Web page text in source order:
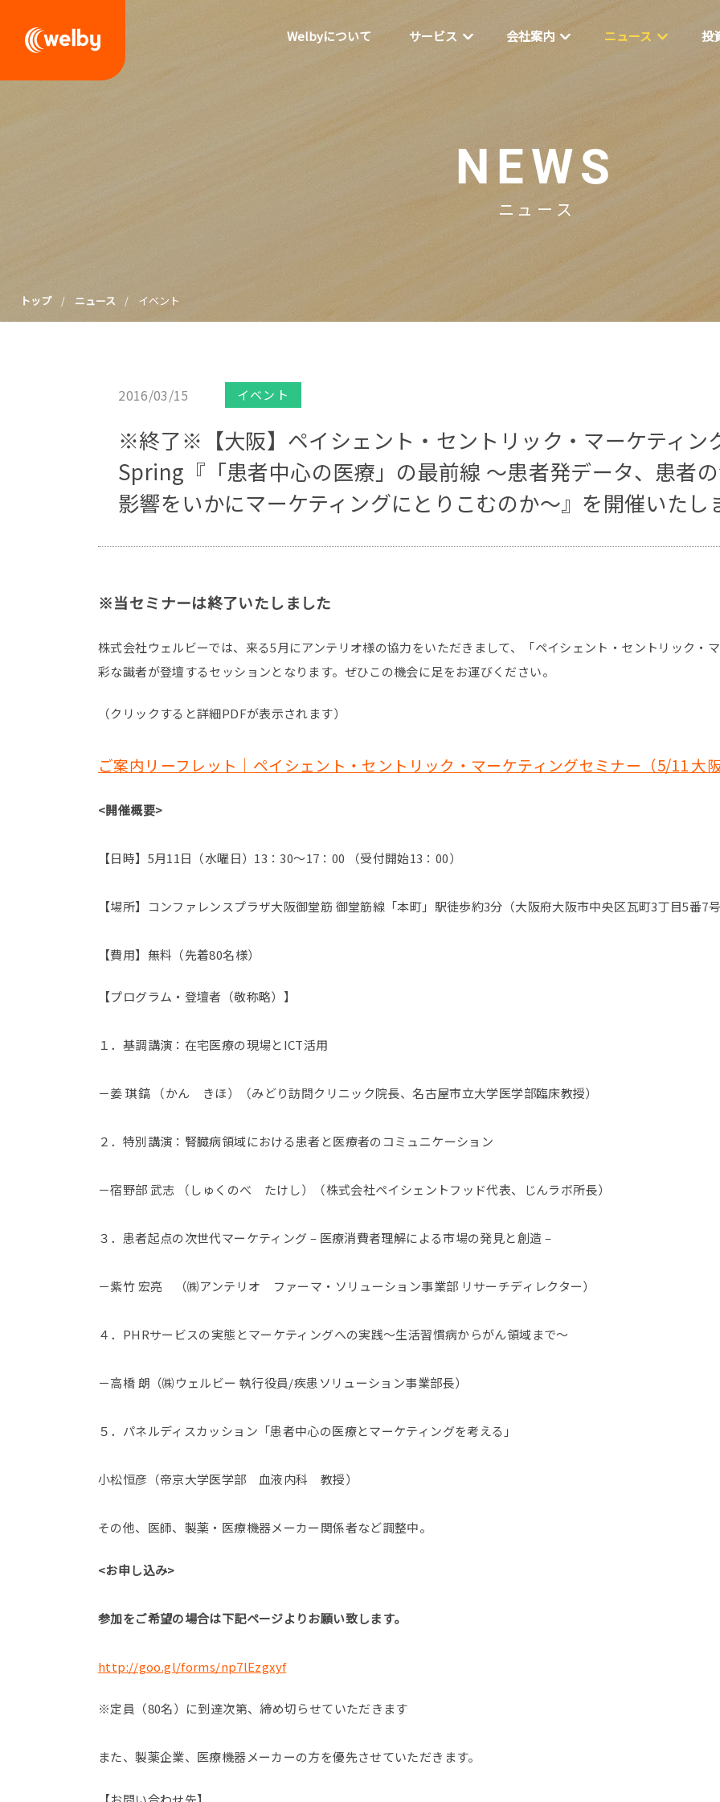
Welbyについて サービス 会社案内 ニュース 投
NEWS
ニュース
トップ ニュース イベント
2016/03/15 イベント
※終了※【大阪】ペイシェント・セントリック・マーケティン
Spring『「患者中心の医療」の最前線 ～患者発データ、患者
影響をいかにマーケティングにとりこむのか～』を開催いたし
※当セミナーは終了いたしました
株式会社ウェルビーでは、来る5月にアンテリオ様の協力をいただきまして、「ペイシェント・セントリック・
彩な識者が登壇するセッションとなります。ぜひこの機会に足をお運びください。
（クリックすると詳細PDFが表示されます）
ご案内リーフレット｜ペイシェント・セントリック・マーケティングセミナー（5/11 大阪
<開催概要>
【日時】5月11日（水曜日）13：30～17：00 （受付開始13：00）
【場所】コンファレンスプラザ大阪御堂筋 御堂筋線「本町」駅徒歩約3分（大阪府大阪市中央区瓦町3丁目5番7号
【費用】無料（先着80名様）
【プログラム・登壇者（敬称略）】
１．基調講演：在宅医療の現場とICT活用
－姜 琪鎬 （かん きほ）（みどり訪問クリニック院長、名古屋市立大学医学部臨床教授）
２．特別講演：腎臓病領域における患者と医療者のコミュニケーション
－宿野部 武志 （しゅくのべ たけし）（株式会社ペイシェントフッド代表、じんラボ所長）
３．患者起点の次世代マーケティング – 医療消費者理解による市場の発見と創造 –
－紫竹 宏亮 （㈱アンテリオ ファーマ・ソリューション事業部 リサーチディレクター）
４．PHRサービスの実態とマーケティングへの実践～生活習慣病からがん領域まで～
－高橋 朗（㈱ウェルビー 執行役員/疾患ソリューション事業部長）
５．パネルディスカッション「患者中心の医療とマーケティングを考える」
小松恒彦（帝京大学医学部 血液内科 教授）
その他、医師、製薬・医療機器メーカー関係者など調整中。
<お申し込み>
参加をご希望の場合は下記ページよりお願い致します。
http://goo.gl/forms/np7lEzgxyf
※定員（80名）に到達次第、締め切らせていただきます
また、製薬企業、医療機器メーカーの方を優先させていただきます。